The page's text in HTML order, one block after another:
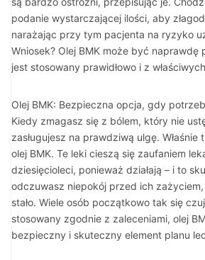
podanie wystarczającej ilości, aby
narażając przy tym pacjenta na ryzyko
Wniosek? Olej BMK może być naprawdę
jest stosowany prawidłowo i z
Olej BMK: Bezpieczna opcja, gdy
Kiedy zmagasz się z bólem, który nie
zasługujesz na prawdziwą ulgę. Właśnie
olej BMK. Te leki cieszą się zaufaniem
dziesięcioleci, ponieważ działają – i to
odczuwasz niepokój przed ich zażyciem,
stało. Wiele osób początkowo tak się
stosowany zgodnie z zaleceniami, olej
bezpieczny i skuteczny element planu